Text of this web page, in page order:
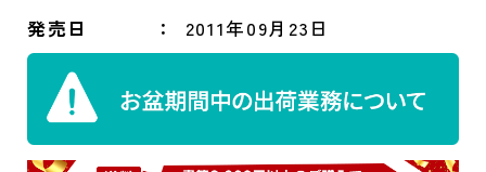
発売日 2011年09月23日